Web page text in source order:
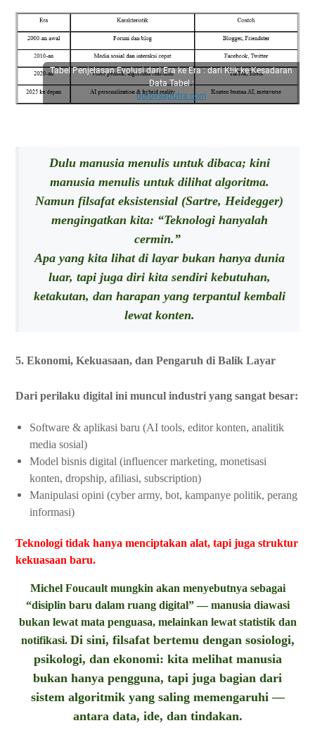
Tabel Penjelasan Evolusi dari Era ke Era : dari Klik ke Kesadaran
Data Tabel :
gorbysaputra.com
Dulu manusia menulis untuk dibaca; kini
manusia menulis untuk dilihat algoritma.
Namun filsafat eksistensial (Sartre, Heidegger)
mengingatkan kita: “Teknologi hanyalah
cermin.”
Apa yang kita lihat di layar bukan hanya dunia
luar, tapi juga diri kita sendiri kebutuhan,
ketakutan, dan harapan yang terpantul kembali
lewat konten.
5. Ekonomi, Kekuasaan, dan Pengaruh di Balik Layar
Dari perilaku digital ini muncul industri yang sangat besar:
Software & aplikasi baru (AI tools, editor konten, analitik
media sosial)
Model bisnis digital (influencer marketing, monetisasi
konten, dropship, afiliasi, subscription)
Manipulasi opini (cyber army, bot, kampanye politik, perang
informasi)
Teknologi tidak hanya menciptakan alat, tapi juga struktur
kekuasaan baru.
Michel Foucault mungkin akan menyebutnya sebagai
“disiplin baru dalam ruang digital” — manusia diawasi
bukan lewat mata penguasa, melainkan lewat statistik dan
notifikasi. Di sini, filsafat bertemu dengan sosiologi,
psikologi, dan ekonomi: kita melihat manusia
bukan hanya pengguna, tapi juga bagian dari
sistem algoritmik yang saling memengaruhi —
antara data, ide, dan tindakan.